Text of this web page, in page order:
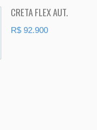
CRETA FLEX AUT.
R$ 92.900